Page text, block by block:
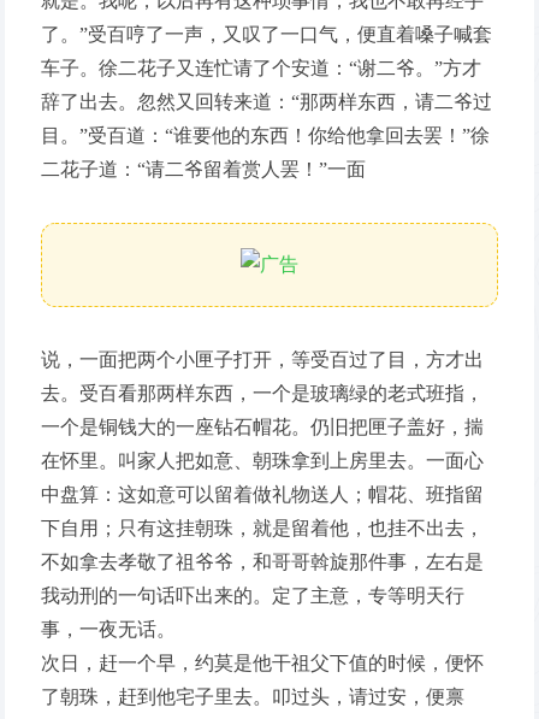
了。”受百哼了一声，又叹了一口气，便直着嗓子喊套
车子。徐二花子又连忙请了个安道：“谢二爷。”方才
辞了出去。忽然又回转来道：“那两样东西，请二爷过
目。”受百道：“谁要他的东西！你给他拿回去罢！”徐
二花子道：“请二爷留着赏人罢！”一面
说，一面把两个小匣子打开，等受百过了目，方才出
去。受百看那两样东西，一个是玻璃绿的老式班指，
一个是铜钱大的一座钻石帽花。仍旧把匣子盖好，揣
在怀里。叫家人把如意、朝珠拿到上房里去。一面心
中盘算：这如意可以留着做礼物送人；帽花、班指留
下自用；只有这挂朝珠，就是留着他，也挂不出去，
不如拿去孝敬了祖爷爷，和哥哥斡旋那件事，左右是
我动刑的一句话吓出来的。定了主意，专等明天行
事，一夜无话。
次日，赶一个早，约莫是他干祖父下值的时候，便怀
了朝珠，赶到他宅子里去。叩过头，请过安，便禀